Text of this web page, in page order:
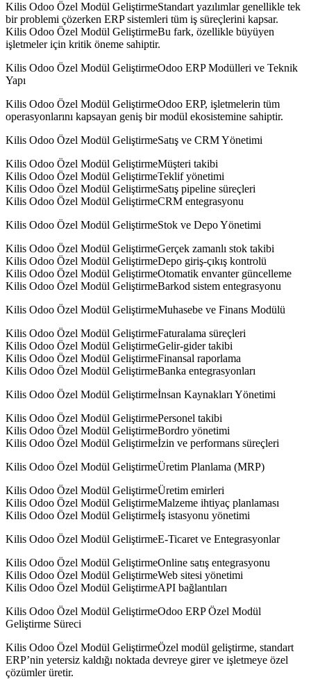
Kilis Odoo Özel Modül GeliştirmeStandart yazılımlar genellikle tek
bir problemi çözerken ERP sistemleri tüm iş süreçlerini kapsar.
Kilis Odoo Özel Modül GeliştirmeBu fark, özellikle büyüyen
işletmeler için kritik öneme sahiptir.
Kilis Odoo Özel Modül GeliştirmeOdoo ERP Modülleri ve Teknik
Yapı
Kilis Odoo Özel Modül GeliştirmeOdoo ERP, işletmelerin tüm
operasyonlarını kapsayan geniş bir modül ekosistemine sahiptir.
Kilis Odoo Özel Modül GeliştirmeSatış ve CRM Yönetimi
Kilis Odoo Özel Modül GeliştirmeMüşteri takibi
Kilis Odoo Özel Modül GeliştirmeTeklif yönetimi
Kilis Odoo Özel Modül GeliştirmeSatış pipeline süreçleri
Kilis Odoo Özel Modül GeliştirmeCRM entegrasyonu
Kilis Odoo Özel Modül GeliştirmeStok ve Depo Yönetimi
Kilis Odoo Özel Modül GeliştirmeGerçek zamanlı stok takibi
Kilis Odoo Özel Modül GeliştirmeDepo giriş-çıkış kontrolü
Kilis Odoo Özel Modül GeliştirmeOtomatik envanter güncelleme
Kilis Odoo Özel Modül GeliştirmeBarkod sistem entegrasyonu
Kilis Odoo Özel Modül GeliştirmeMuhasebe ve Finans Modülü
Kilis Odoo Özel Modül GeliştirmeFaturalama süreçleri
Kilis Odoo Özel Modül GeliştirmeGelir-gider takibi
Kilis Odoo Özel Modül GeliştirmeFinansal raporlama
Kilis Odoo Özel Modül GeliştirmeBanka entegrasyonları
Kilis Odoo Özel Modül Geliştirmeİnsan Kaynakları Yönetimi
Kilis Odoo Özel Modül GeliştirmePersonel takibi
Kilis Odoo Özel Modül GeliştirmeBordro yönetimi
Kilis Odoo Özel Modül Geliştirmeİzin ve performans süreçleri
Kilis Odoo Özel Modül GeliştirmeÜretim Planlama (MRP)
Kilis Odoo Özel Modül GeliştirmeÜretim emirleri
Kilis Odoo Özel Modül GeliştirmeMalzeme ihtiyaç planlaması
Kilis Odoo Özel Modül Geliştirmeİş istasyonu yönetimi
Kilis Odoo Özel Modül GeliştirmeE-Ticaret ve Entegrasyonlar
Kilis Odoo Özel Modül GeliştirmeOnline satış entegrasyonu
Kilis Odoo Özel Modül GeliştirmeWeb sitesi yönetimi
Kilis Odoo Özel Modül GeliştirmeAPI bağlantıları
Kilis Odoo Özel Modül GeliştirmeOdoo ERP Özel Modül
Geliştirme Süreci
Kilis Odoo Özel Modül GeliştirmeÖzel modül geliştirme, standart
ERP’nin yetersiz kaldığı noktada devreye girer ve işletmeye özel
çözümler üretir.